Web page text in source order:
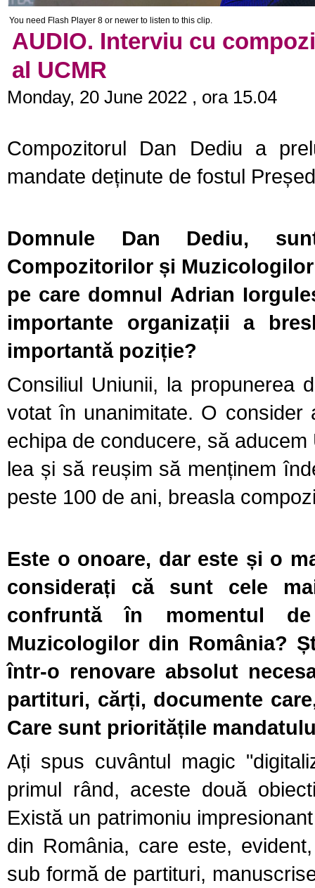
You need Flash Player 8 or newer to listen to this clip.
AUDIO. Interviu cu
al UCMR
Monday, 20 June 2022 , ora 15.04
Compozitorul Dan Dediu a
mandate deținute de fostul
Domnule Dan Dediu,
Compozitorilor și
pe care domnul Adrian
importante organizații a
importantă poziție?
Consiliul Uniunii, la propunerea
votat în unanimitate. O
echipa de conducere, să
lea și să reușim să menținem
peste 100 de ani, breasla
Este o onoare, dar este și o
considerați că sunt cele
confruntă în momentul
Muzicologilor din România?
într-o renovare absolut
partituri, cărți, documente
Care sunt prioritățile
Ați spus cuvântul magic
primul rând, aceste două
Există un patrimoniu
din România, care este,
sub formă de partituri,